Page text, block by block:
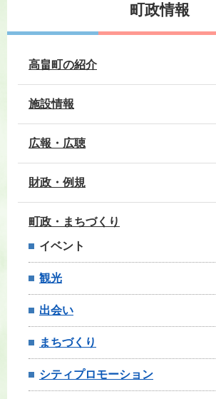
町政情報
高畠町の紹介
施設情報
広報・広聴
財政・例規
町政・まちづくり
イベント
観光
出会い
まちづくり
シティプロモーション